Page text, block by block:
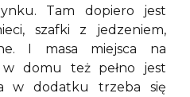
Tam dopiero jest
szafki z jedzeniem,
I masa miejsca na
w domu też pełno jest
w dodatku trzeba się